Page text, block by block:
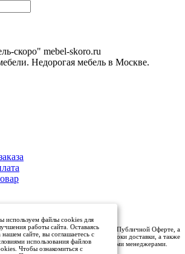
скоро" mebel-skoro.ru
Недорогая мебель в Москве.
(описания и цены), не относится к Публичной Оферте, а
Окончательная цена, условия и сроки доставки, а также
товаров - уточняются нашими менеджерами.
используем файлы cookies для
работы сайта. Оставаясь
нашем сайте, вы соглашаетесь с
использования файлов
Чтобы ознакомиться с